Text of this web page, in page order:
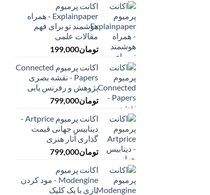
اکانت پرمیوم
Explainpaper - همراه
هوشمند تو برای فهم
مقالات علمی
تومان199,000
اکانت پرمیوم Connected
Papers - نقشه بصری
پژوهش و رفرنس یابی
تومان799,000
اکانت پرمیوم Artprice -
دیتابیس جهانی قیمت
‌گذاری آثار هنری
تومان799,000
اکانت پرمیوم
Modengine - مود کردن
بازی با یک کلیک